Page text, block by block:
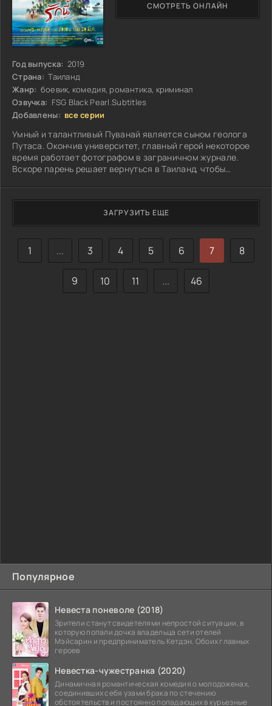
Популярное
Невеста поневоле (2018)
Зрители станут свидетелями непростой ситуации, в
которую попали дочка владельца сети отелей
Мэйсарин и предприниматель Кетдэн. Обоих главных
героев
Невестка-чужестранка (2020)
Динамичная романтическая комедия о молодоженах,
соединивших себя узами брака по стечению
обстоятельств и постоянно попадающих в курьезные
Год выпуска: 2019
Страна: Таиланд
Жанр: боевик, комедия, романтика, криминал
Озвучка: FSG Black Pearl.Subtitles
Добавлены: все серии
Умный и талантливый Пуванай является сыном геолога
Путаса. Окончив университет, главный герой некоторое
время работает фотографом в заграничном журнале.
Вскоре парень решает вернуться в Таиланд, чтобы
СМОТРЕТЬ ОНЛАЙН
ЗАГРУЗИТЬ ЕЩЕ
1 ... 3 4 5 6 7 8
9 10 11 ... 46